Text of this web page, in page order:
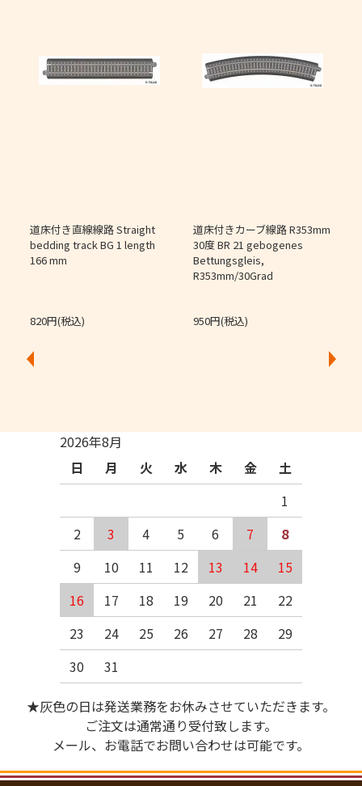
道床付き直線線路 Straight
bedding track BG 1 length
166 mm
820円(税込)
道床付きカーブ線路 R353mm
30度 BR 21 gebogenes
Bettungsgleis,
R353mm/30Grad
950円(税込)
2026年8月
日
月 火 水 木 金
土
1
2
3 4 5 6 7
8
9
10 11 12 13 14
15
16
17 18 19 20 21
22
23
24 25 26 27 28
29
30
31
★灰色の日は発送業務をお休みさせていただきます。
ご注文は通常通り受付致します。
メール、お電話でお問い合わせは可能です。